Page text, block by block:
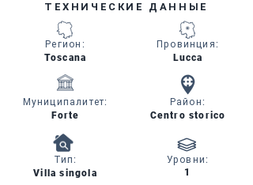
ТЕХНИЧЕСКИЕ ДАННЫЕ
Регион :
Toscana
Lucca
Провинция:
Муниципалитет:
Forte
Район:
Centro storico
Тип:
Villa singola
Уровни:
1